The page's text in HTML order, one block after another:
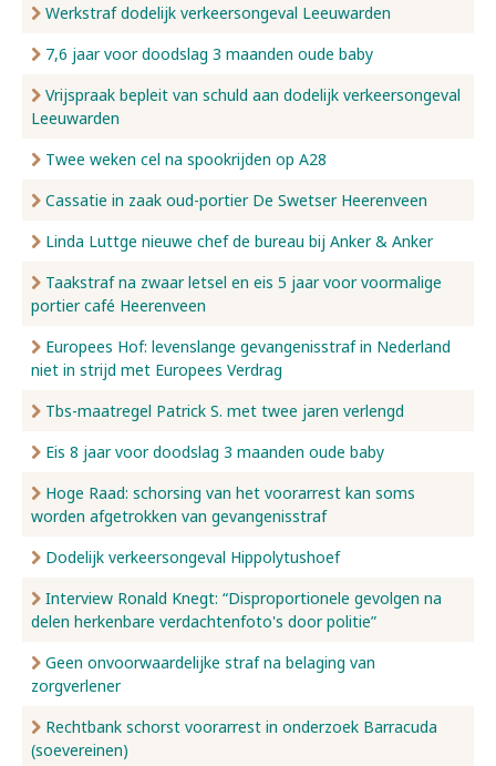
Werkstraf dodelijk verkeersongeval Leeuwarden
7,6 jaar voor doodslag 3 maanden oude baby
Vrijspraak bepleit van schuld aan dodelijk verkeersongeval
Leeuwarden
Twee weken cel na spookrijden op A28
Cassatie in zaak oud-portier De Swetser Heerenveen
Linda Luttge nieuwe chef de bureau bij Anker & Anker
Taakstraf na zwaar letsel en eis 5 jaar voor voormalige
portier café Heerenveen
Europees Hof: levenslange gevangenisstraf in Nederland
niet in strijd met Europees Verdrag
Tbs-maatregel Patrick S. met twee jaren verlengd
Eis 8 jaar voor doodslag 3 maanden oude baby
Hoge Raad: schorsing van het voorarrest kan soms
worden afgetrokken van gevangenisstraf
Dodelijk verkeersongeval Hippolytushoef
Interview Ronald Knegt: “Disproportionele gevolgen na
delen herkenbare verdachtenfoto's door politie”
Geen onvoorwaardelijke straf na belaging van
zorgverlener
Rechtbank schorst voorarrest in onderzoek Barracuda
(soevereinen)